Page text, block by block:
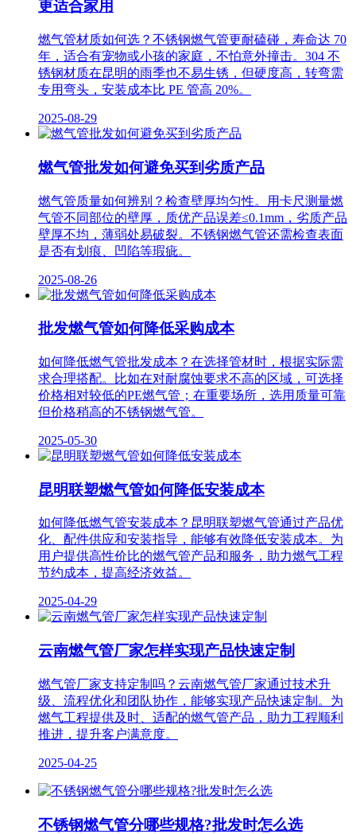
更适合家用
燃气管材质如何选？不锈钢燃气管更耐磕碰，寿命达 70
年，适合有宠物或小孩的家庭，不怕意外撞击。304 不
锈钢材质在昆明的雨季也不易生锈，但硬度高，转弯需
专用弯头，安装成本比 PE 管高 20%。
2025-08-29
燃气管批发如何避免买到劣质产品
燃气管质量如何辨别？检查壁厚均匀性。用卡尺测量燃
气管不同部位的壁厚，质优产品误差≤0.1mm，劣质产品
壁厚不均，薄弱处易破裂。不锈钢燃气管还需检查表面
是否有划痕、凹陷等瑕疵。
2025-08-26
批发燃气管如何降低采购成本
如何降低燃气管批发成本？在选择管材时，根据实际需
求合理搭配。比如在对耐腐蚀要求不高的区域，可选择
价格相对较低的PE燃气管；在重要场所，选用质量可靠
但价格稍高的不锈钢燃气管。
2025-05-30
昆明联塑燃气管如何降低安装成本
如何降低燃气管安装成本？昆明联塑燃气管通过产品优
化、配件供应和安装指导，能够有效降低安装成本。为
用户提供高性价比的燃气管产品和服务，助力燃气工程
节约成本，提高经济效益。
2025-04-29
云南燃气管厂家怎样实现产品快速定制
燃气管厂家支持定制吗？云南燃气管厂家通过技术升
级、流程优化和团队协作，能够实现产品快速定制。为
燃气工程提供及时、适配的燃气管产品，助力工程顺利
推进，提升客户满意度。
2025-04-25
不锈钢燃气管分哪些规格?批发时怎么选